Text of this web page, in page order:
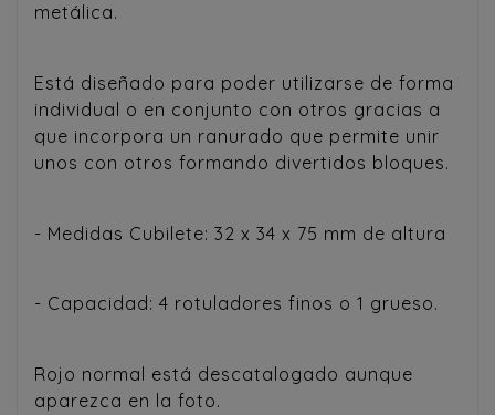
metálica.
Está diseñado para poder utilizarse de forma
individual o en conjunto con otros gracias a
que incorpora un ranurado que permite unir
unos con otros formando divertidos bloques.
- Medidas Cubilete: 32 x 34 x 75 mm de altura
- Capacidad: 4 rotuladores finos o 1 grueso.
Rojo normal está descatalogado aunque
aparezca en la foto.